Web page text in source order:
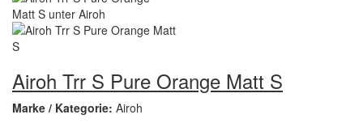
Airoh Trr S Pure Orange Matt S
Marke / Kategorie: Airoh